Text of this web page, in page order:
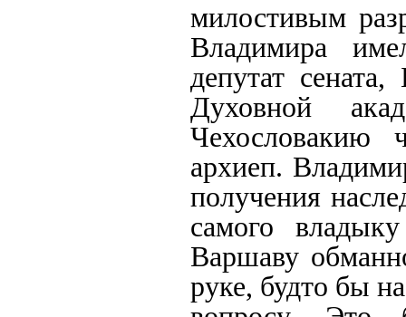
милостивым
Владимира
депутат
Духовной
Чехословакию
архиеп.
получения
самого
Варшаву
руке, будто бы